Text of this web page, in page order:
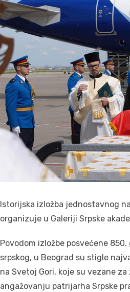
Istorijska izložba jednostavnog
organizuje u Galeriji Srpske
Povodom izložbe posvećene
srpskog, u Beograd su stigle
na Svetoj Gori, koje su vezane
angažovanju patrijarha Srpske